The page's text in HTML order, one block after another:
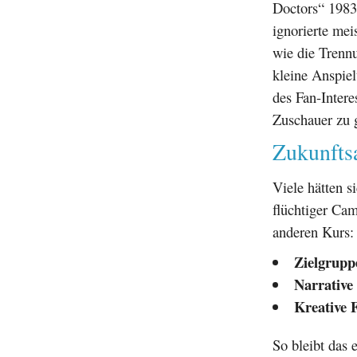
Doctors“
ignorierte
wie die
kleine
des Fan-
Zuschauer zu
Viele hätten
flüchtiger
anderen
Narrative
Kreative
So bleibt das